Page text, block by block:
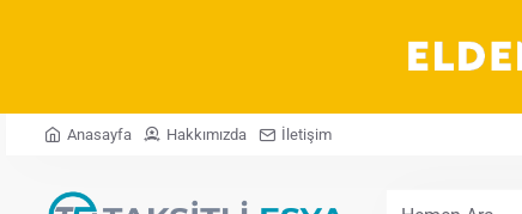
Anasayfa Hakkımızda İletişim